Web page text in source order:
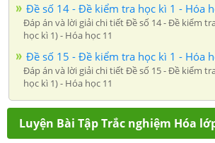
Đề số 14 - Đề kiểm tra học kì 1 - Hóa
Đáp án và lời giải chi tiết Đề số 14 - Đề kiểm
học kì 1) - Hóa học 11
Đề số 15 - Đề kiểm tra học kì 1 - Hóa
Đáp án và lời giải chi tiết Đề số 15 - Đề kiểm
học kì 1) - Hóa học 11
Luyện Bài Tập Trắc nghiệm Hóa